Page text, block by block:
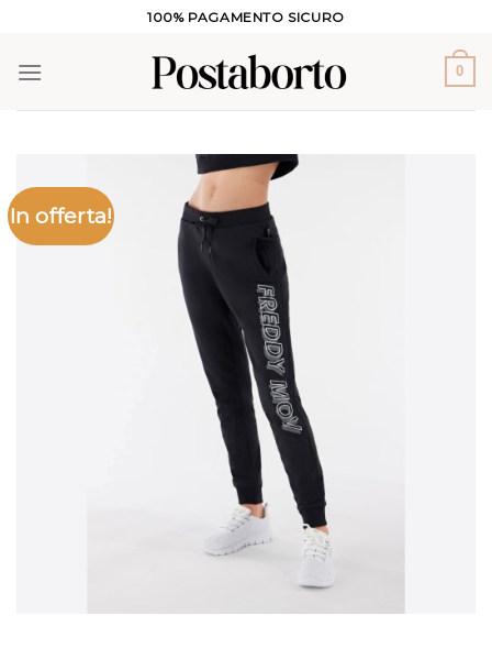
contenuti
100% PAGAMENTO SICURO
0
In offerta!